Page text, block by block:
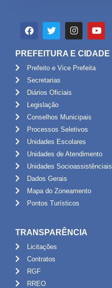
PREFEITURA E CIDADE
Prefeito e Vice Prefeita
Secretarias
Diários Oficiais
Legislação
Conselhos Municipais
Processos Seletivos
Unidades Escolares
Unidades de Atendimento
Unidades Socioassistênciais
Dados Gerais
Mapa do Zoneamento
Pontos Turísticos
TRANSPARÊNCIA
Licitações
Contratos
RGF
RREO